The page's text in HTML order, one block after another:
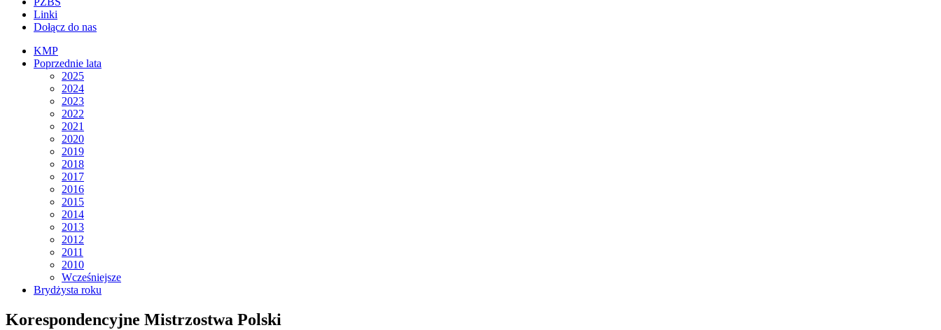
Linki
Dołącz do nas
KMP
Poprzednie lata
2025
2024
2023
2022
2021
2020
2019
2018
2017
2016
2015
2014
2013
2012
2011
2010
Wcześniejsze
Brydżysta roku
Korespondencyjne Mistrzostwa Polski